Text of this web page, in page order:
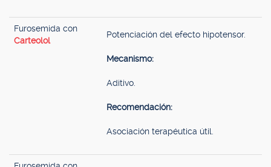
Furosemida con
Carteolol
Potenciación del efecto hipotensor.
Mecanismo:
Aditivo.
Recomendación:
Asociación terapéutica útil.